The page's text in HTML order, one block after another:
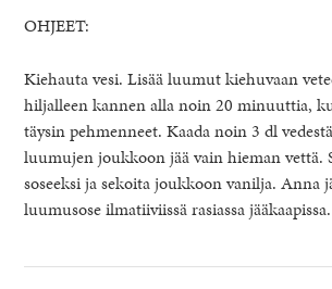
OHJEET:
Kiehauta vesi. Lisää luumut kiehuvaan
hiljalleen kannen alla noin 20 minuuttia,
täysin pehmenneet. Kaada noin 3 dl
luumujen joukkoon jää vain hieman vettä.
soseeksi ja sekoita joukkoon vanilja. Anna
luumusose ilmatiiviissä rasiassa jääkaapissa.